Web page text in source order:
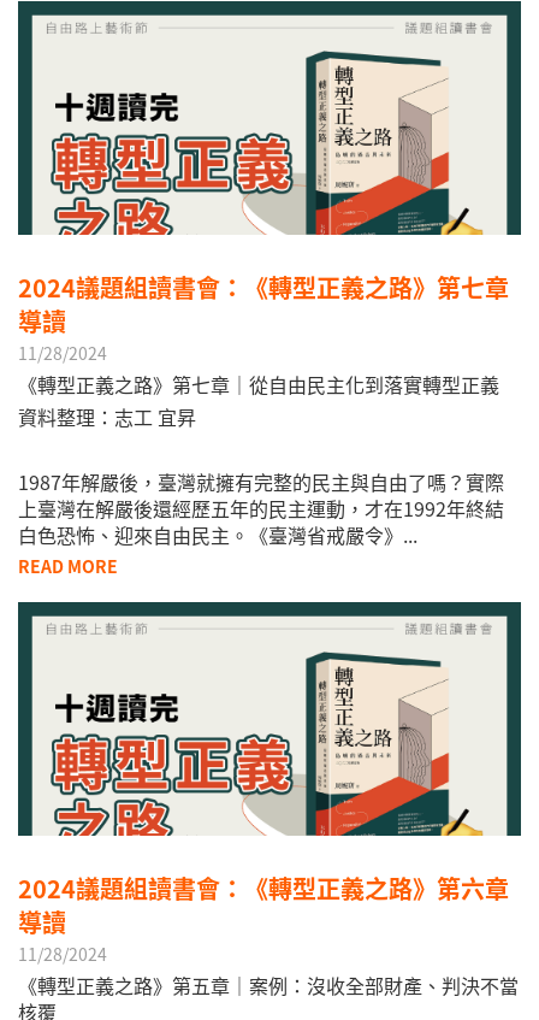
2024議題組讀書會：《轉型正義之路》第七章
導讀
11/28/2024
《轉型正義之路》第七章｜從自由民主化到落實轉型正義
資料整理：志工 宜昇
1987年解嚴後，臺灣就擁有完整的民主與自由了嗎？實際
上臺灣在解嚴後還經歷五年的民主運動，才在1992年終結
白色恐怖、迎來自由民主。《臺灣省戒嚴令》...
READ MORE
2024議題組讀書會：《轉型正義之路》第六章
導讀
11/28/2024
《轉型正義之路》第五章｜案例：沒收全部財產、判決不當
核覆